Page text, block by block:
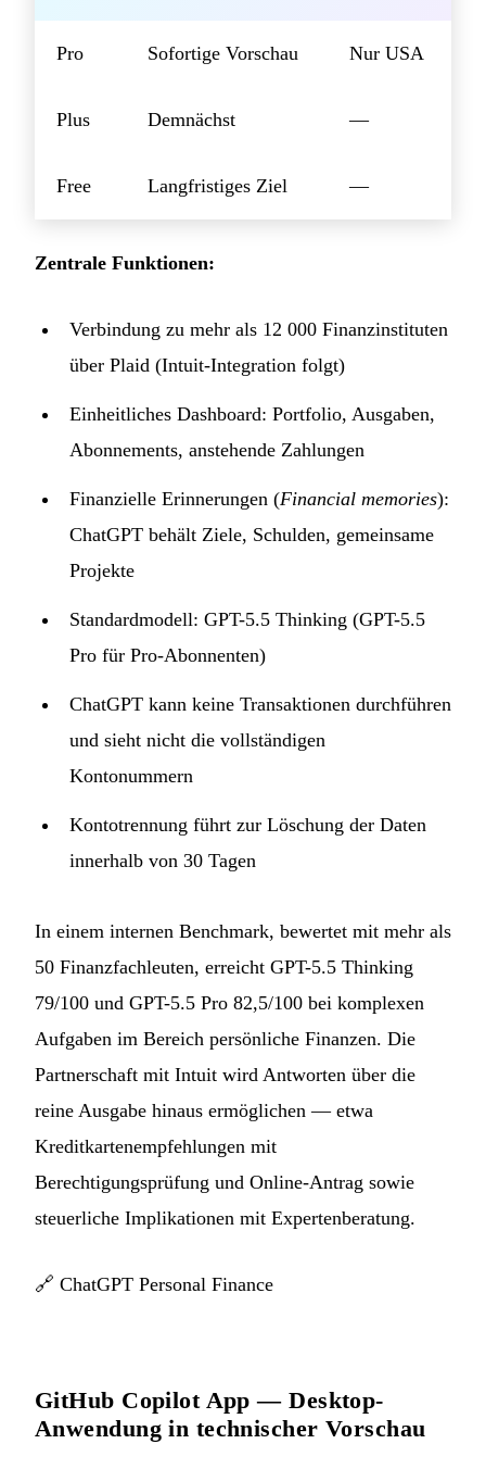
Pro Sofortige Vorschau Nur USA
Plus Demnächst —
Free Langfristiges Ziel —
Zentrale Funktionen:
Verbindung zu mehr als 12 000 Finanzinstituten
über Plaid (Intuit-Integration folgt)
Einheitliches Dashboard: Portfolio, Ausgaben,
Abonnements, anstehende Zahlungen
Finanzielle Erinnerungen (Financial memories):
ChatGPT behält Ziele, Schulden, gemeinsame
Projekte
Standardmodell: GPT-5.5 Thinking (GPT-5.5
Pro für Pro-Abonnenten)
ChatGPT kann keine Transaktionen durchführen
und sieht nicht die vollständigen
Kontonummern
Kontotrennung führt zur Löschung der Daten
innerhalb von 30 Tagen
In einem internen Benchmark, bewertet mit mehr als
50 Finanzfachleuten, erreicht GPT-5.5 Thinking
79/100 und GPT-5.5 Pro 82,5/100 bei komplexen
Aufgaben im Bereich persönliche Finanzen. Die
Partnerschaft mit Intuit wird Antworten über die
reine Ausgabe hinaus ermöglichen — etwa
Kreditkartenempfehlungen mit
Berechtigungsprüfung und Online-Antrag sowie
steuerliche Implikationen mit Expertenberatung.
🔗 ChatGPT Personal Finance
GitHub Copilot App — Desktop-
Anwendung in technischer Vorschau